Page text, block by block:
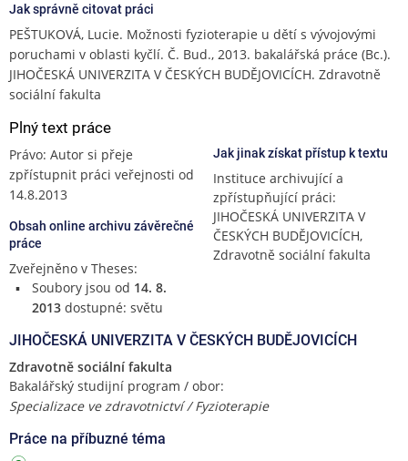
Jak správně citovat práci
PEŠTUKOVÁ, Lucie. Možnosti fyzioterapie u dětí s vývojovými
poruchami v oblasti kyčlí. Č. Bud., 2013. bakalářská práce (Bc.).
JIHOČESKÁ UNIVERZITA V ČESKÝCH BUDĚJOVICÍCH. Zdravotně
sociální fakulta
Plný text práce
Právo: Autor si přeje
zpřístupnit práci veřejnosti od
14.8.2013
Obsah online archivu závěrečné
práce
Zveřejněno v Theses:
Soubory jsou od 14. 8.
2013dostupné: světu
Jak jinak získat přístup k textu
Instituce archivující a
zpřístupňující práci:
JIHOČESKÁ UNIVERZITA V
ČESKÝCH BUDĚJOVICÍCH,
Zdravotně sociální fakulta
JIHOČESKÁ UNIVERZITA V ČESKÝCH BUDĚJOVICÍCH
Zdravotně sociální fakulta
Bakalářský studijní program / obor:
Specializace ve zdravotnictví / Fyzioterapie
Práce na příbuzné téma